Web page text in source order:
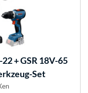
+ GSR 18V-65
Set